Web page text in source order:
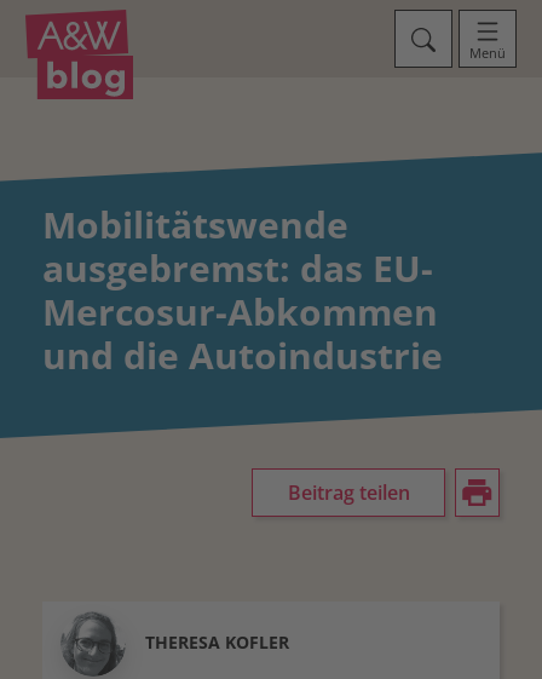
Menü
Mobilitätswende
ausgebremst: das EU-
Mercosur-Abkommen
und die Autoindustrie
Beitrag teilen
THERESA KOFLER